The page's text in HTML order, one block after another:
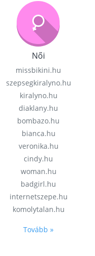
Női
missbikini.hu
szepsegkiralyno.hu
kiralyno.hu
diaklany.hu
bombazo.hu
bianca.hu
veronika.hu
cindy.hu
woman.hu
badgirl.hu
internetszepe.hu
komolytalan.hu
Tovább »